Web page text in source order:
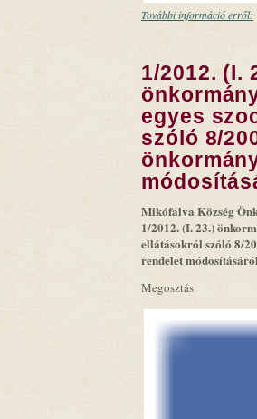
További információ erről:
1/2012. (I.
egyes
szóló 8/
Mikófalva Község
1/2012. (I. 23.)
ellátásokról szóló 8/
rendelet
Megosztás